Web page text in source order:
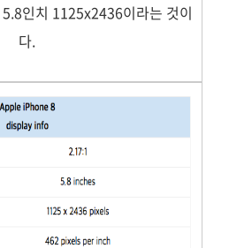
인치 1125x2436이라는 것이
다.